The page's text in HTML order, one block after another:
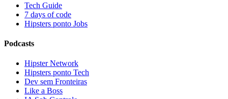
Tech Guide
7 days of code
Hipsters ponto Jobs
Podcasts
Hipster Network
Hipsters ponto Tech
Dev sem Fronteiras
Like a Boss